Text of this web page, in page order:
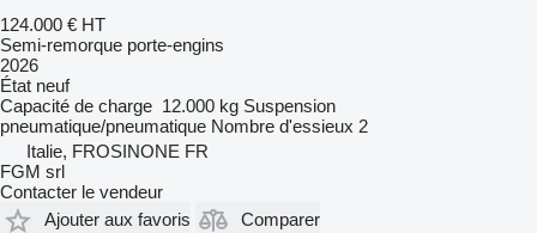
124.000 € HT
Semi-remorque porte-engins
2026
État neuf
Capacité de charge 12.000 kg Suspension
pneumatique/pneumatique Nombre d'essieux 2
Italie, FROSINONE FR
FGM srl
Contacter le vendeur
Ajouter aux favoris
Comparer